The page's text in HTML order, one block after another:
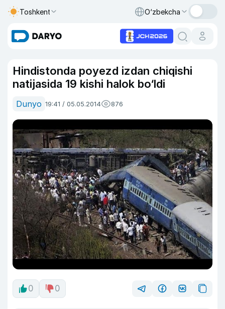
Toshkent O‘zbekcha
Hindistonda poyezd izdan chiqishi
natijasida 19 kishi halok bo‘ldi
Dunyo 19:41 / 05.05.2014 876
0 0